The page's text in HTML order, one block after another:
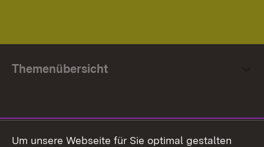
Themenübersicht
Um unsere Webseite für Sie optimal gestalten